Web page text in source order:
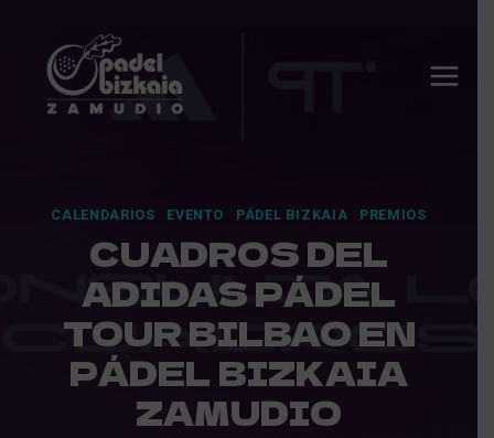
contenido
CALENDARIOS EVENTO PÁDEL BIZKAIA PREMIOS
CUADROS DEL
ADIDAS PÁDEL
TOUR BILBAO EN
PÁDEL BIZKAIA
ZAMUDIO